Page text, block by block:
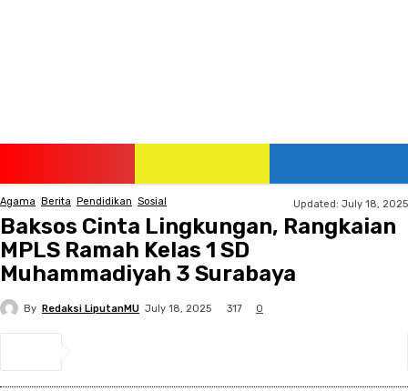
Agama Berita Pendidikan Sosial Updated: July 18, 2025
Baksos Cinta Lingkungan, Rangkaian
MPLS Ramah Kelas 1 SD
Muhammadiyah 3 Surabaya
By Redaksi LiputanMU July 18, 2025 317 0